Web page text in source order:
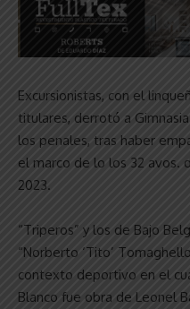
Excursionistas, con el
titulares, derrotó a
los penales, tras haber
el marco de lo los 32 avos.
2023.
“Triperos” y los de Bajo
“Norberto ‘Tito’
contexto deportivo en el
Blanco fue obra de Leonel